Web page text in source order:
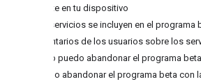
Únete en tu dispositivo
¿Qué servicios se incluyen en el programa
Comentarios de los usuarios sobre los
¿Cómo puedo abandonar el programa
Cómo abandonar el programa beta con